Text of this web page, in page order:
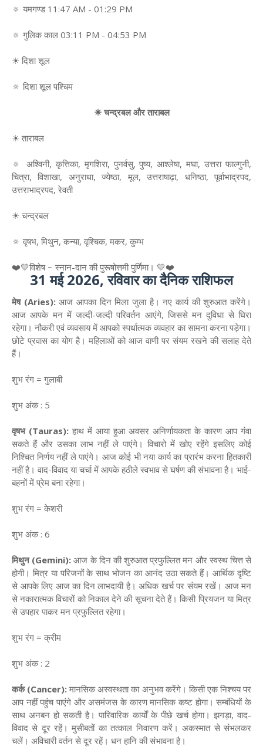
🔅 यमगण्ड 11:47 AM - 01:29 PM
🔅 गुलिक काल 03:11 PM - 04:53 PM
☀ दिशा शूल
🔅 दिशा शूल पश्चिम
☀ चन्द्रबल और ताराबल
☀ ताराबल
🔅 अश्विनी, कृत्तिका, मृगशिरा, पुनर्वसु, पुष्य, आश्लेषा, मघा, उत्तरा फाल्गुनी,
चित्रा, विशाखा, अनुराधा, ज्येष्ठा, मूल, उत्तराषाढ़ा, धनिष्ठा, पूर्वाभाद्रपद,
उत्तराभाद्रपद, रेवती
☀ चन्द्रबल
🔅 वृषभ, मिथुन, कन्या, वृश्चिक, मकर, कुम्भ
❤️💛विशेष ~ स्नान-दान की पुरूषोत्तमी पुर्णिमा। 💛❤️
31 मई 2026, रविवार का दैनिक राशिफल
मेष (Aries):आज आपका दिन मिला जुला है। नए कार्य की शुरुआत करेंगे।
आज आपके मन में जल्दी-जल्दी परिवर्तन आएंगे, जिससे मन दुविधा से घिरा
रहेगा। नौकरी एवं व्यवसाय में आपको स्पर्धात्मक व्यवहार का सामना करना पड़ेगा।
छोटे प्रवास का योग है। महिलाओं को आज वाणी पर संयम रखने की सलाह देते
हैं।
शुभ रंग = गुलाबी
शुभ अंक : 5
वृषभ (Tauras): हाथ में आया हुआ अवसर अनिर्णायकता के कारण आप गंवा
सकते हैं और उसका लाभ नहीं ले पाएंगे। विचारो में खोए रहेंगे इसलिए कोई
निश्चित निर्णय नहीं ले पाएंगे। आज कोई भी नया कार्य का प्रारंभ करना हितकारी
नहीं है। वाद-विवाद या चर्चा में आपके हठीले स्वभाव से घर्षण की संभावना है। भाई-
बहनों में प्रेम बना रहेगा।
शुभ रंग = केशरी
शुभ अंक : 6
मिथुन (Gemini):आज के दिन की शुरुआत प्रफुल्लित मन और स्वस्थ चित्त से
होगी। मित्र या परिजनों के साथ भोजन का आनंद उठा सकते हैं। आर्थिक दृष्टि
से आपके लिए आज का दिन लाभदायी है। अधिक खर्च पर संयम रखें। आज मन
से नकारात्मक विचारों को निकाल देने की सूचना देते हैं। किसी प्रियजन या मित्र
से उपहार पाकर मन प्रफुल्लित रहेगा।
शुभ रंग = क्रीम
शुभ अंक : 2
कर्क (Cancer):मानसिक अस्वस्थता का अनुभव करेंगे। किसी एक निश्चय पर
आप नहीं पहुंच पाएंगे और असमंजस के कारण मानसिक कष्ट होगा। सम्बंधियों के
साथ अनबन हो सकती है। पारिवारिक कार्यों के पीछे खर्च होगा। झगड़ा, वाद-
विवाद से दूर रहें। मुसीबतों का तत्काल निवारण करें। अकस्मात से संभलकर
चलें। अविचारी वर्तन से दूर रहें। धन हानि की संभावना है।